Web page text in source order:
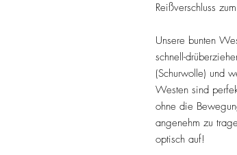
Reißverschluss
Unsere bunten
schnell-
(Schurwolle) und
Westen sind
ohne die
angenehm zu
optisch auf!